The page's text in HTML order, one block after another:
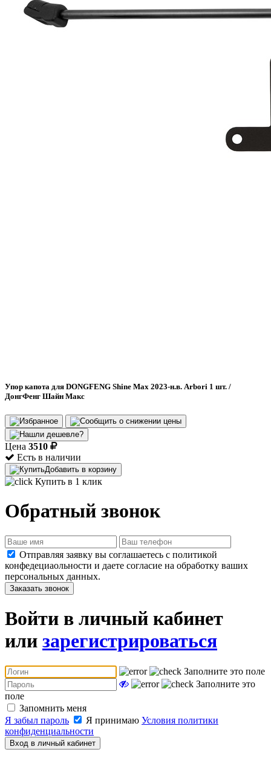
Упор капота для DONGFENG Shine Max 2023-н.в. Arbori 1 шт. /
ДонгФенг Шайн Макс
Цена 3510
Есть в наличии
Добавить в корзину
Купить в 1 клик
Обратный звонок
Отправляя заявку вы соглашаетесь с политикой
конфедециаольности и даете согласие на обработку ваших
персональных данных.
Заказать звонок
Войти в личный кабинет
или зарегистрироваться
Заполните это поле
Заполните это
поле
Запомнить меня
Я забыл пароль
Я принимаю Условия политики
конфиденциальности
Вход в личный кабинет